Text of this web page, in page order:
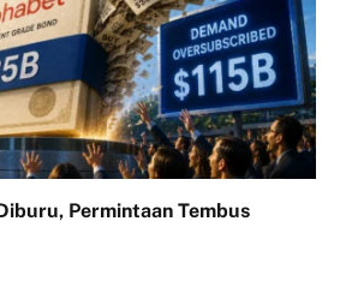
Permintaan Tembus